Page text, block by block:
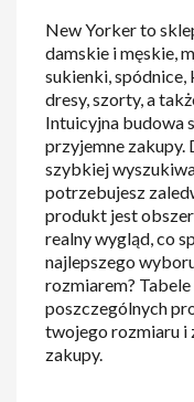
New Yorker to
damskie i męskie,
sukienki, spódnice,
dresy, szorty, a
Intuicyjna budowa
przyjemne
szybkiej
potrzebujesz
produkt jest
realny wygląd, co
najlepszego
rozmiarem?
poszczególnych
twojego rozmiaru i
zakupy.